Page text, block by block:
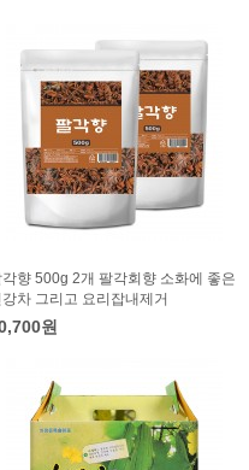
향 500g 2개 팔각회향 소화에 좋은
강차 그리고 요리잡내제거
원